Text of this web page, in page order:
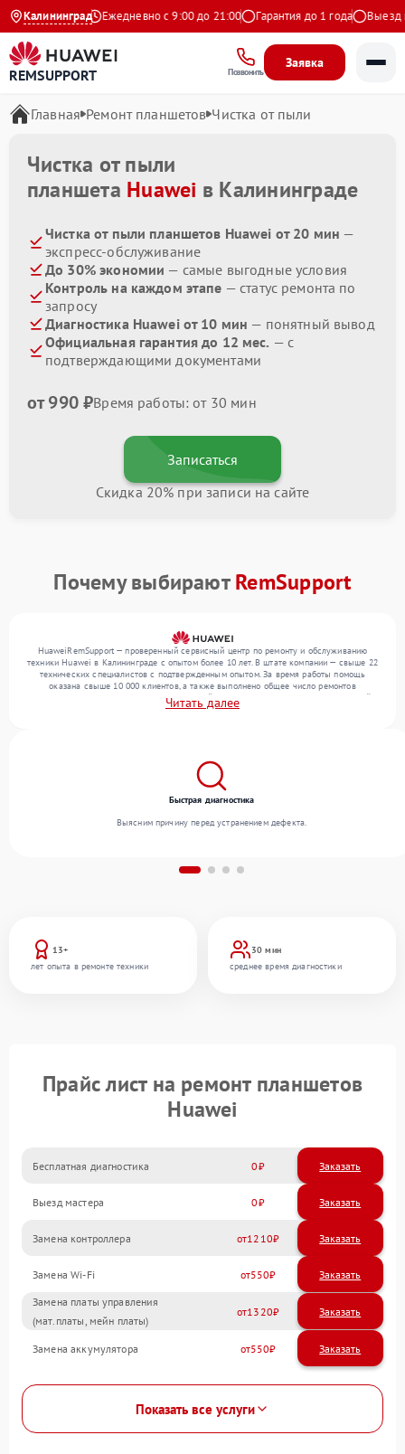
Калининград
4.9 на Яндекс Ежедневно с 9:00 до 21:00 Гарантия до 1 года Выезд
REMSUPPORT Позвонить
Заявка
Главная Ремонт планшетов Чистка от пыли
Чистка от пыли
планшета Huawei в Калининграде
Чистка от пыли планшетов Huawei от 20 мин —
экспресс-обслуживание
До 30% экономии — самые выгодные условия
Контроль на каждом этапе — статус ремонта по
запросу
Диагностика Huawei от 10 мин — понятный вывод
Официальная гарантия до 12 мес. — с
подтверждающими документами
от 990 ₽Время работы: от 30 мин
Записаться
Скидка 20% при записи на сайте
Почему выбираютRemSupport
HuaweiRemSupport — проверенный сервисный центр по ремонту и обслуживанию
техники Huawei в Калининграде с опытом более 10 лет. В штате компании — свыше 22
технических специалистов с подтвержденным опытом. За время работы помощь
оказана свыше 10 000 клиентов, а также выполнено общее число ремонтов
превысило 12 000. Ежемесячно в сервисный центр поступает более 300 обращений,
включая , , . Мы выполняем ремонт различного уровня сложности и поддерживаем
Читать далее
13+
лет опыта в ремонте техники
30 мин
среднее время диагностики
Быстрая диагностика
Выясним причину перед устранением дефекта.
Прайс лист на ремонт планшетов
Huawei
Бесплатная диагностика 0 Заказать
Выезд мастера 0 Заказать
Замена контроллера 1210
Замена Wi-Fi 550
Замена платы управления
(мат.платы, мейн платы)
1320
Замена аккумулятора 550
Показать все услуги